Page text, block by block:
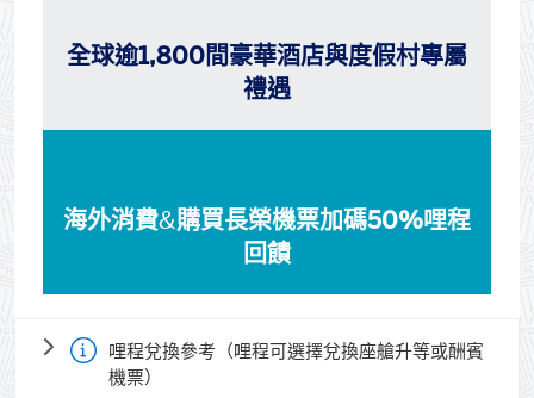
全球逾1,800間豪華酒店與度假村專屬
禮遇
海外消費&購買長榮機票加碼50%哩程
回饋
哩程兌換參考（哩程可選擇兌換座艙升等或酬賓
機票）